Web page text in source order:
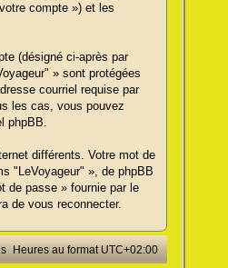
compte ») et les
(désigné ci-après par
» sont protégées
courriel requise par
les cas, vous pouvez
phpBB.
différents. Votre mot de
"LeVoyageur" », de phpBB
de passe » fournie par le
de vous reconnecter.
Heures au formatUTC+02:00